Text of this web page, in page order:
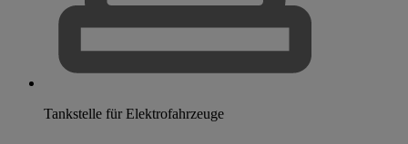
Tankstelle für Elektrofahrzeuge